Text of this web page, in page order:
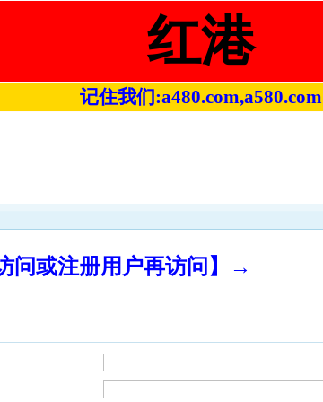
红港
记住我们:a480.com,a580.com
问或注册用户再访问】→